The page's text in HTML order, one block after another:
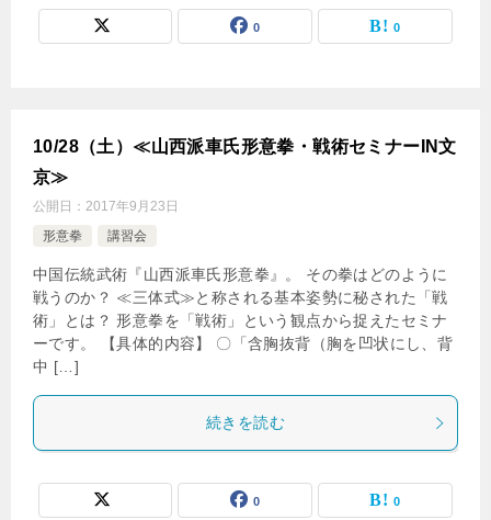
0 0
10/28（土）≪山西派車氏形意拳・戦術セミナーIN文
京≫
公開日： 2017年9月23日
形意拳
講習会
中国伝統武術『山西派車氏形意拳』。 その拳はどのように
戦うのか？ ≪三体式≫と称される基本姿勢に秘された「戦
術」とは？ 形意拳を「戦術」という観点から捉えたセミナ
ーです。 【具体的内容】 〇「含胸抜背（胸を凹状にし、背
中 […]
続きを読む
0 0